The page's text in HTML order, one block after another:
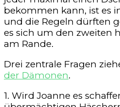
bekommen kann, ist es
und die Regeln dürften
es sich um den zweiten
am Rande.
Drei zentrale Fragen
der Dämonen.
1. Wird Joanne es